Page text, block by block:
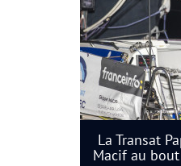
La Transat
Macif au